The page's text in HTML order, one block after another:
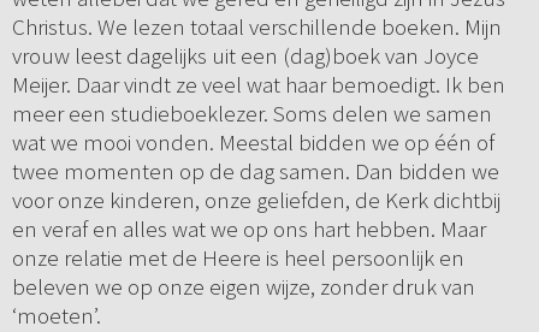
Christus. We lezen totaal verschillende boeken. Mijn
vrouw leest dagelijks uit een (dag)boek van Joyce
Meijer. Daar vindt ze veel wat haar bemoedigt. Ik ben
meer een studieboeklezer. Soms delen we samen
wat we mooi vonden. Meestal bidden we op één of
twee momenten op de dag samen. Dan bidden we
voor onze kinderen, onze geliefden, de Kerk dichtbij
en veraf en alles wat we op ons hart hebben. Maar
onze relatie met de Heere is heel persoonlijk en
beleven we op onze eigen wijze, zonder druk van
‘moeten’.